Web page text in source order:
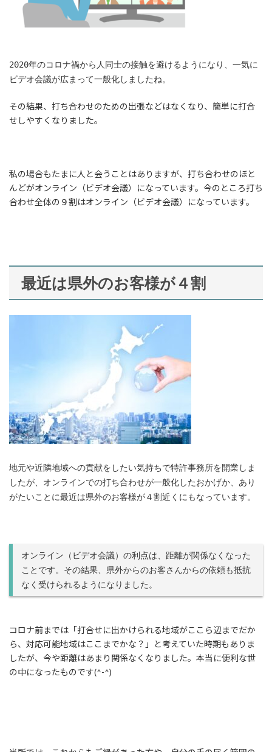
2020年のコロナ禍から人同士の接触を避けるようになり、一気に
ビデオ会議が広まって一般化しましたね。
その結果、打ち合わせのための出張などはなくなり、簡単に打合
せしやすくなりました。
私の場合もたまに人と会うことはありますが、打ち合わせのほと
んどがオンライン（ビデオ会議）になっています。今のところ打ち
合わせ全体の９割はオンライン（ビデオ会議）になっています。
最近は県外のお客様が４割
地元や近隣地域への貢献をしたい気持ちで特許事務所を開業しま
したが、 オンラインでの打ち合わせが一般化したおかげか、あり
がたいことに最近は県外のお客様が４割近くにもなっています。
オンライン（ビデオ会議）の利点は、距離が関係なくなった
ことです。その結果、県外からのお客さんからの依頼も抵抗
なく受けられるようになりました。
コロナ前までは「打合せに出かけられる地域がここら辺までだか
ら、対応可能地域はここまでかな？」と考えていた時期もありま
したが、今や距離はあまり関係なくなりました。本当に便利な世
の中になったものです(^-^)